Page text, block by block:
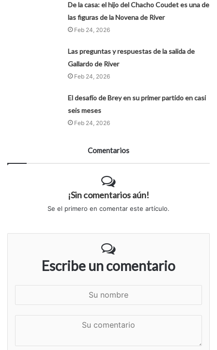
De la casa: el hijo del Chacho Coudet es una de
las figuras de la Novena de River
Feb 24, 2026
Las preguntas y respuestas de la salida de
Gallardo de River
Feb 24, 2026
El desafío de Brey en su primer partido en casi
seis meses
Feb 24, 2026
Comentarios
¡Sin comentarios aún!
Se el primero en comentar este artículo.
Escribe un comentario